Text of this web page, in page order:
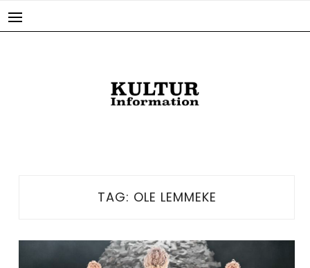
TAG: OLE LEMMEKE